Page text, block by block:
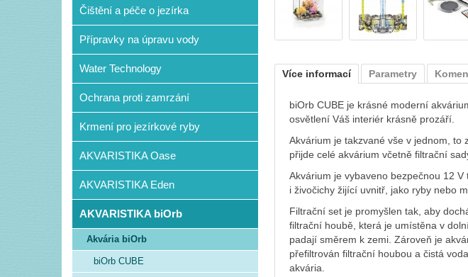
Více informací Parametry
biOrb CUBE je krásné moderní
osvětlení Váš interiér krásně prozáří.
Akvárium je takzvané vše v jednom,
přijde celé akvárium včetně filtrační
Akvárium je vybaveno bezpečnou 12
i živočichy žijící uvnitř, jako ryby nebo
Filtrační set je promyšlen tak, aby
filtrační houbě, která je umístěna v
padají směrem k zemi. Zároveň je
přefiltrován filtrační houbou a čistá
akvária.
Čištění a péče o jezírka
Přípravky na úpravu vody
Water Technology
Ochrana proti zamrzání
Krmení pro jezírkové ryby
AKVARISTIKA Oase
AKVARISTIKA Eden
AKVARISTIKA biOrb
Akvária biOrb
biOrb CUBE